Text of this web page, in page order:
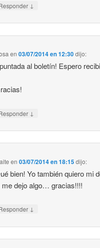
↓
en03/07/2014 en 12:30dijo:
al boletín! Espero
↓
en03/07/2014 en 18:15dijo:
bien! Yo también quiero mi
me dejo algo… gracias!!!!
↓